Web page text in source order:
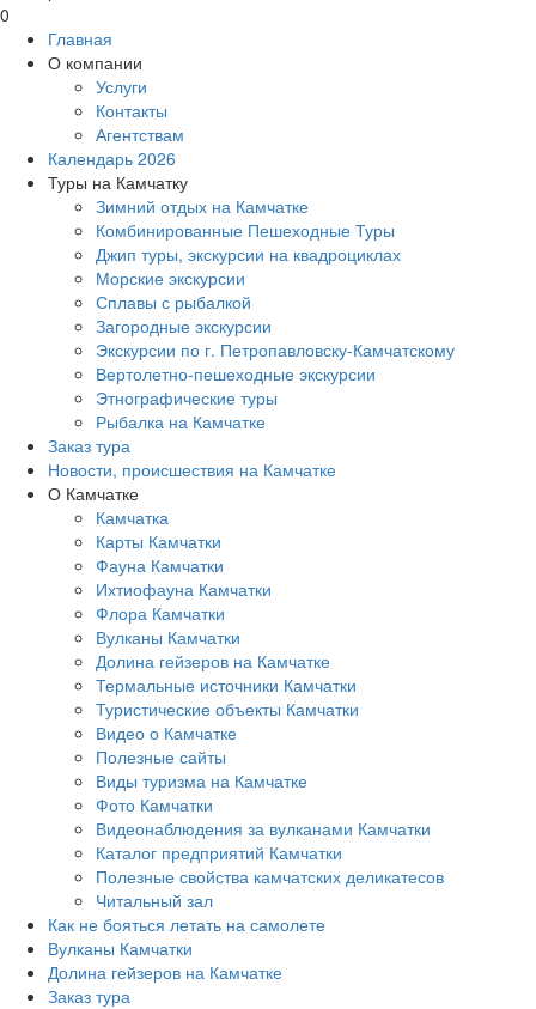
0
Главная
О компании
Услуги
Контакты
Агентствам
Календарь 2026
Туры на Камчатку
Зимний отдых на Камчатке
Комбинированные Пешеходные Туры
Джип туры, экскурсии на квадроциклах
Морские экскурсии
Сплавы с рыбалкой
Загородные экскурсии
Экскурсии по г. Петропавловску-Камчатскому
Вертолетно-пешеходные экскурсии
Этнографические туры
Рыбалка на Камчатке
Заказ тура
Новости, происшествия на Камчатке
О Камчатке
Камчатка
Карты Камчатки
Фауна Камчатки
Ихтиофауна Камчатки
Флора Камчатки
Вулканы Камчатки
Долина гейзеров на Камчатке
Термальные источники Камчатки
Туристические объекты Камчатки
Видео о Камчатке
Полезные сайты
Виды туризма на Камчатке
Фото Камчатки
Видеонаблюдения за вулканами Камчатки
Каталог предприятий Камчатки
Полезные свойства камчатских деликатесов
Читальный зал
Как не бояться летать на самолете
Вулканы Камчатки
Долина гейзеров на Камчатке
Заказ тура